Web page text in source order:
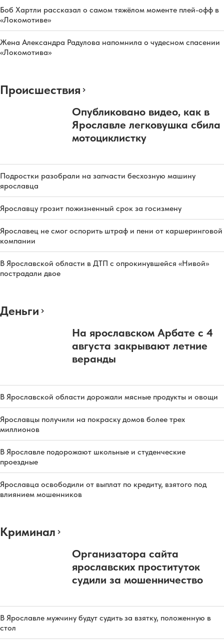
Боб Хартли рассказал о самом тяжёлом моменте плей-офф в
«Локомотиве»
Жена Александра Радулова напомнила о чудесном спасении
«Локомотива»
Происшествия
Опубликовано видео, как в
Ярославле легковушка сбила
мотоциклистку
Подростки разобрали на запчасти бесхозную машину
ярославца
Ярославцу грозит пожизненный срок за госизмену
Ярославец не смог оспорить штраф и пени от каршеринговой
компании
В Ярославской области в ДТП с опрокинувшейся «Нивой»
пострадали двое
Деньги
На ярославском Арбате с 4
августа закрывают летние
веранды
В Ярославской области дорожали мясные продукты и овощи
Ярославцы получили на покраску домов более трех
миллионов
В Ярославле подорожают школьные и студенческие
проездные
Ярославца освободили от выплат по кредиту, взятого под
влиянием мошенников
Криминал
Организатора сайта
ярославских проституток
судили за мошенничество
В Ярославле мужчину будут судить за взятку, положенную в
стол